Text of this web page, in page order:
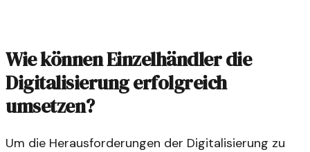
Wie können Einzelhändler die
Digitalisierung erfolgreich
umsetzen?
Um die Herausforderungen der Digitalisierung zu